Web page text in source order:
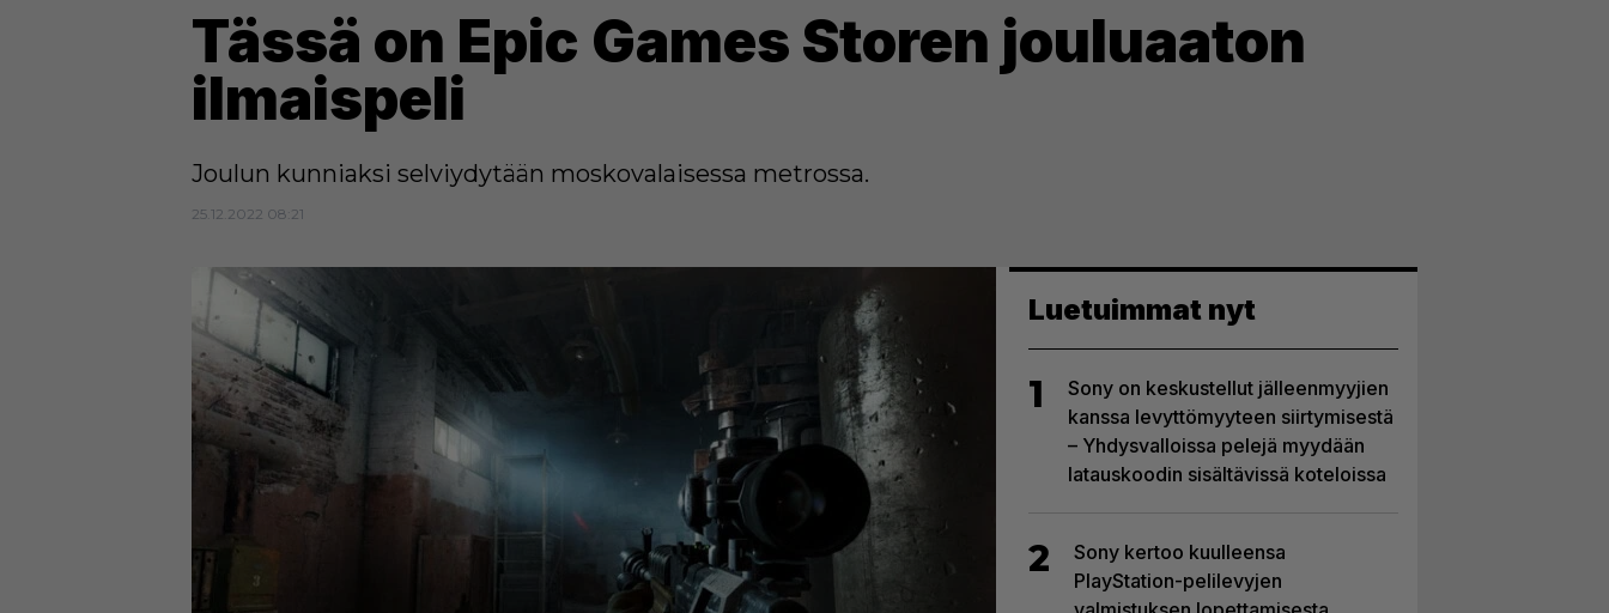
Tässä on Epic Games Storen jouluaaton
ilmaispeli
Joulun kunniaksi selviydytään moskovalaisessa metrossa.
25.12.2022 08:21
Luetuimmat nyt
1
Sony on keskustellut jälleenmyyjien
kanssa levyttömyyteen siirtymisestä
– Yhdysvalloissa pelejä myydään
latauskoodin sisältävissä koteloissa
2
Sony kertoo kuulleensa
PlayStation-pelilevyjen